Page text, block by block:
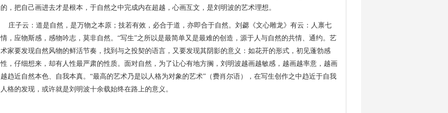
的，把自己画进去才是根本，于自然之中完成内在超越，心画互文，是刘明波的艺术理想。
庄子云：道是自然，是万物之本原；技若有效，必合于道，亦即合于自然。刘勰《文心雕龙》有云：人禀七
情，应物斯感，感物吟志，莫非自然。 “写生”之所以是最简单又是最难的创造，源于人与自然的共情、通约。艺
术家要发现自然风物的鲜活节奏，找到与之投契的语言，又要发现其阴影的意义：如花开的形式，初见蓬勃感
性，仔细想来，却有人性最严肃的性质。 面对自然， 为了让心有地方搁， 刘明波越画越敏感，越画越率意，越画
越趋近自然本色、自我本真。“最高的艺术乃是以人格为对象的艺术”（费肖尔语），在写生创作之中趋近于自我
人格的发现，或许就是刘明波十余载始终在路上的意义。